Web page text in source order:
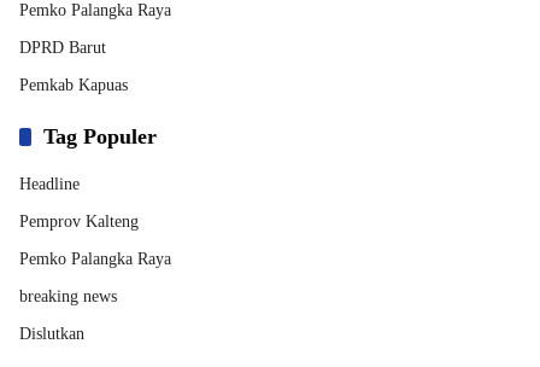
Pemko Palangka Raya
DPRD Barut
Pemkab Kapuas
Tag Populer
Headline
Pemprov Kalteng
Pemko Palangka Raya
breaking news
Dislutkan